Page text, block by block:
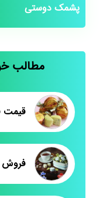
پشمک دوستی
مطالب